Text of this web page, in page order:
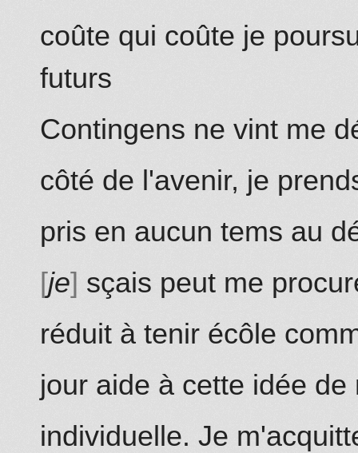
coûte qui coûte je
futurs
Contingens ne vint me
côté de l'avenir, je
pris en aucun tems au
je sçais peut me
réduit à tenir écôle co
jour aide à cette idée
individuelle. Je